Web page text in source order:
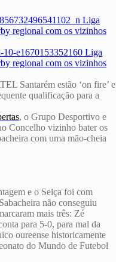
Santarém estão ‘on fire’ e
qualificação para a
, o Grupo Desportivo e
Concelho vizinho bater os
com uma mão-cheia
e o Seiça foi com
não conseguiu
mais três: Zé
para 5-0, para mal da
oureense historicamente
do Mundo de Futebol